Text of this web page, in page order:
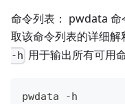
命令列表： pwdata
取该命令列表的详细
-h 用于输出所有可用
pwdata -h